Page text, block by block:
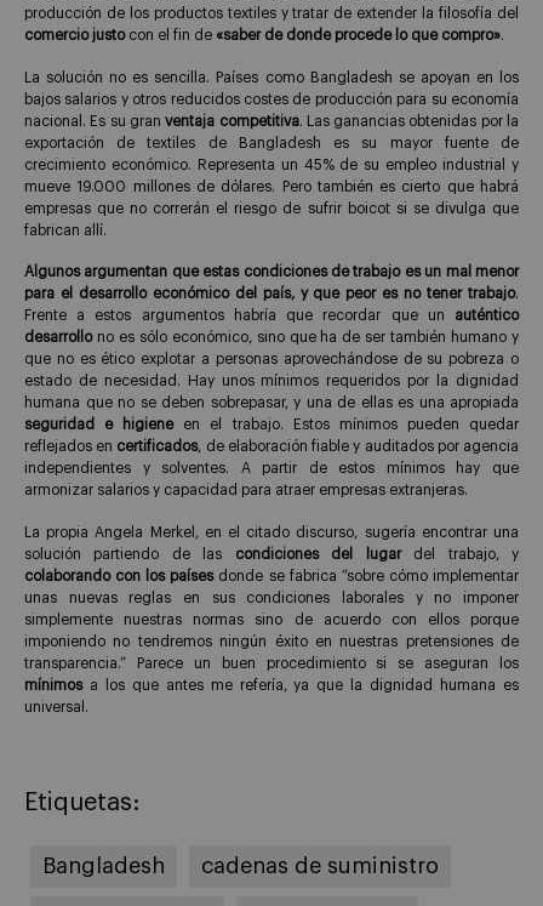
producción de los productos textiles y tratar de extender la filosofía del
comercio justocon el fin de «saber de donde procede lo que compro».
La solución no es sencilla. Países como Bangladesh se apoyan en los
bajos salarios y otros reducidos costes de producción para su economía
nacional. Es su granventaja competitiva. Las ganancias obtenidas por la
exportación de textiles de Bangladesh es su mayor fuente de
crecimiento económico. Representa un 45% de su empleo industrial y
mueve 19.000 millones de dólares. Pero también es cierto que habrá
empresas que no correrán el riesgo de sufrir boicot si se divulga que
fabrican allí.
Algunos argumentan que estas condiciones de trabajo es un mal menor
para el desarrollo económico del país, y que peor es no tener trabajo.
Frente a estos argumentos habría que recordar que un auténtico
desarrollono es sólo económico, sino que ha de ser también humano y
que no es ético explotar a personas aprovechándose de su pobreza o
estado de necesidad. Hay unos mínimos requeridos por la dignidad
humana que no se deben sobrepasar, y una de ellas es una apropiada
seguridad e higieneen el trabajo. Estos mínimos pueden quedar
reflejados en certificados, de elaboración fiable y auditados por agencia
independientes y solventes. A partir de estos mínimos hay que
armonizar salarios y capacidad para atraer empresas extranjeras.
La propia Angela Merkel, en el citado discurso, sugería encontrar una
solución partiendo de las
condiciones del lugar del trabajo, y
colaborando con los paísesdonde se fabrica “sobre cómo implementar
unas nuevas reglas en sus condiciones laborales y no imponer
simplemente nuestras normas sino de acuerdo con ellos porque
imponiendo no tendremos ningún éxito en nuestras pretensiones de
transparencia.” Parece un buen procedimiento si se aseguran los
mínimosa los que antes me refería, ya que la dignidad humana es
universal.
Etiquetas:
Bangladesh cadenas de suministro